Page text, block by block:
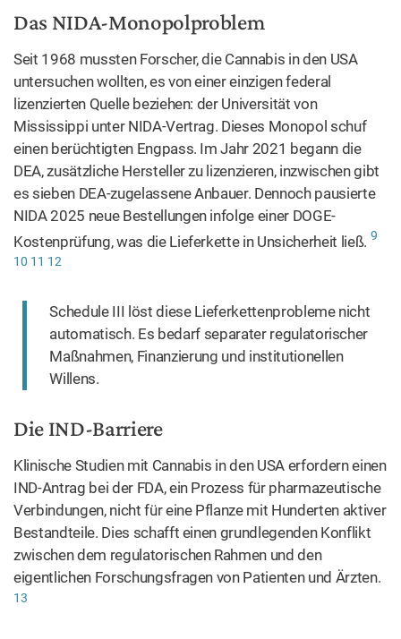
Das NIDA-Monopolproblem
Seit 1968 mussten Forscher, die Cannabis in den USA
untersuchen wollten, es von einer einzigen federal
lizenzierten Quelle beziehen: der Universität von
Mississippi unter NIDA-Vertrag. Dieses Monopol schuf
einen berüchtigten Engpass. Im Jahr 2021 begann die
DEA, zusätzliche Hersteller zu lizenzieren, inzwischen gibt
es sieben DEA-zugelassene Anbauer. Dennoch pausierte
NIDA 2025 neue Bestellungen infolge einer DOGE-
Kostenprüfung, was die Lieferkette in Unsicherheit ließ. 9
10 11 12
Schedule III löst diese Lieferkettenprobleme nicht
automatisch. Es bedarf separater regulatorischer
Maßnahmen, Finanzierung und institutionellen
Willens.
Die IND-Barriere
Klinische Studien mit Cannabis in den USA erfordern einen
IND-Antrag bei der FDA, ein Prozess für pharmazeutische
Verbindungen, nicht für eine Pflanze mit Hunderten aktiver
Bestandteile. Dies schafft einen grundlegenden Konflikt
zwischen dem regulatorischen Rahmen und den
eigentlichen Forschungsfragen von Patienten und Ärzten.
13